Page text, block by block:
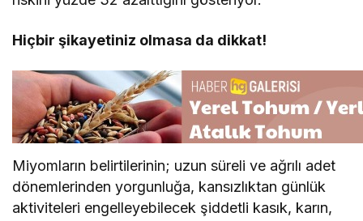
Hiçbir şikayetiniz olmasa da dikkat!
Miyomların belirtilerinin; uzun süreli ve ağrılı adet
dönemlerinden yorgunluğa, kansızlıktan günlük
aktiviteleri engelleyebilecek şiddetli kasık, karın,